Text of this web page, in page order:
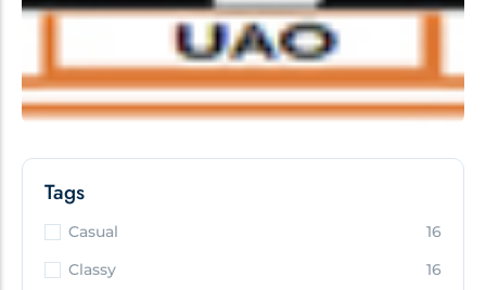
Tags
Casual
16
Classy
16